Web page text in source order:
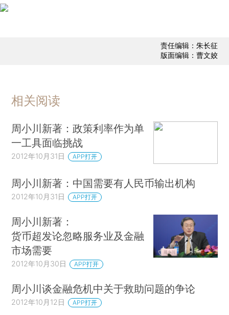
责任编辑：朱长征
版面编辑：曹文姣
相关阅读
周小川新著：政策利率作为单
一工具面临挑战
2012年10月31日 APP打开
周小川新著：中国需要有人民币输出机构
2012年10月31日 APP打开
周小川新著：
货币超发论忽略服务业及金融
市场需要
2012年10月30日 APP打开
周小川谈金融危机中关于救助问题的争论
2012年10月12日 APP打开